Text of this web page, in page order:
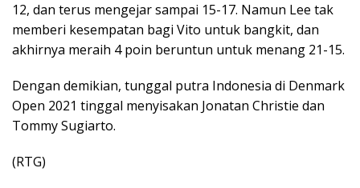
12, dan terus mengejar sampai 15-17. Namun Lee tak
memberi kesempatan bagi Vito untuk bangkit, dan
akhirnya meraih 4 poin beruntun untuk menang 21-15.
Dengan demikian, tunggal putra Indonesia di Denmark
Open 2021 tinggal menyisakan Jonatan Christie dan
Tommy Sugiarto.
(RTG)